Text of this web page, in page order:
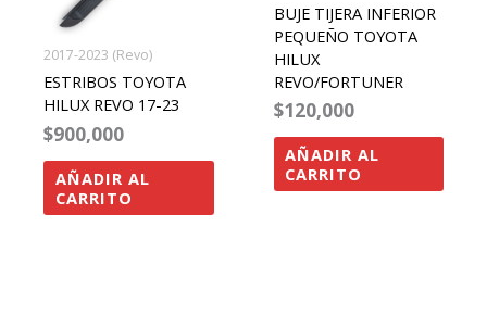
2017-2023 (Revo)
ESTRIBOS TOYOTA
HILUX REVO 17-23
$900,000
AÑADIR AL
CARRITO
BUJE TIJERA INFERIOR
PEQUEÑO TOYOTA
HILUX
REVO/FORTUNER
$120,000
AÑADIR AL
CARRITO